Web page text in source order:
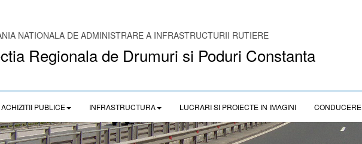
NATIONALA DE ADMINISTRARE A INFRASTRUCTURII RUTIERE
Regionala de Drumuri si Poduri Constanta
ACHIZITII PUBLICE INFRASTRUCTURA LUCRARI SI PROIECTE IN IMAGINI CONDUCERE